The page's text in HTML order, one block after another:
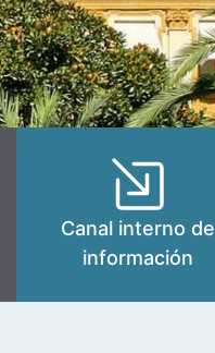
Canal interno de
información